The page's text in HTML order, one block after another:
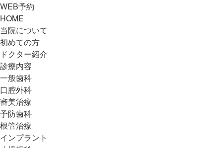
WEB予約
HOME
当院について
初めての方
ドクター紹介
診療内容
一般歯科
口腔外科
審美治療
予防歯科
根管治療
インプラント